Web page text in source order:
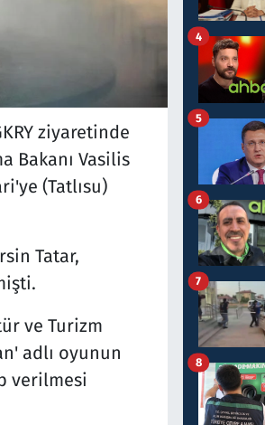
ziyaretinde
Bakanı Vasilis
(Tatlısu)
Tatar,
ve Turizm
adlı oyunun
verilmesi
4
5
6
7
8